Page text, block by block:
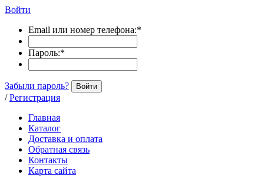
Войти
Email или номер телефона:*
Пароль:*
Забыли пароль? Войти
/ Регистрация
Главная
Каталог
Доставка и оплата
Обратная связь
Контакты
Карта сайта